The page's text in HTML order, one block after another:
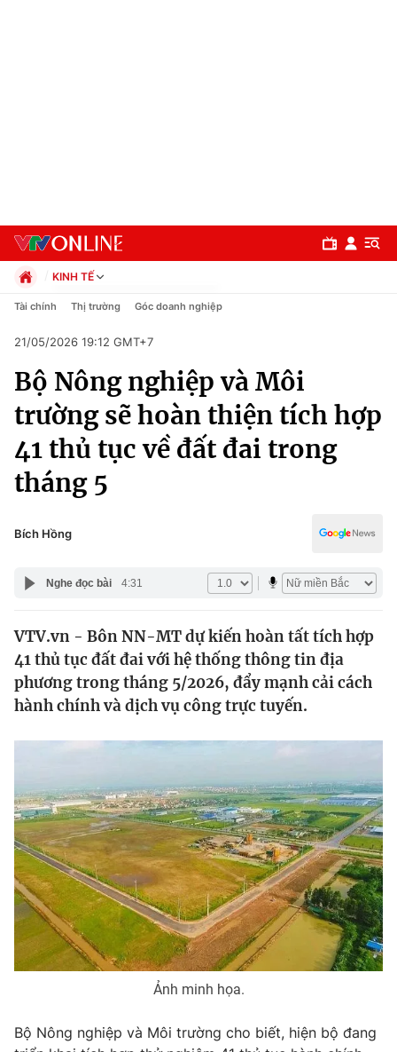
Chuyên mục
Chính trị
Xã hội
Tin tức
Thế giới đó đây
Câu chuyện quốc tế
Kinh tế
Tài chính
Dữ liệu và đời sống
Phim VTV
Hậu trường
Nhân vật
Khán giả
Giải sao mai
Giải trí
Điện ảnh
Âm nhạc
Sao
Đời sống
Du lịch
Làm đẹp
Chất lượng cuộc sống
Giáo dục
Tuyển sinh
Công nghệ
Sản phẩm
KINH TẾ
Chính trị
Pháp luật
Kinh tế
Thể thao
Truyền hình
Văn hóa - Giải trí
Đời sống
Giáo dục
Tài chính Thị trường Góc doanh nghiệp
21/05/2026 19:12 GMT+7
Bộ Nông nghiệp và Môi
trường sẽ hoàn thiện tích hợp
41 thủ tục về đất đai trong
tháng 5
Bích Hồng
Nghe đọc bài 4:31
VTV.vn - Bôn NN-MT dự kiến hoàn tất tích hợp
41 thủ tục đất đai với hệ thống thông tin địa
phương trong tháng 5/2026, đẩy mạnh cải cách
hành chính và dịch vụ công trực tuyến.
Ảnh minh họa.
Bộ Nông nghiệp và Môi trường cho biết, hiện bộ đang